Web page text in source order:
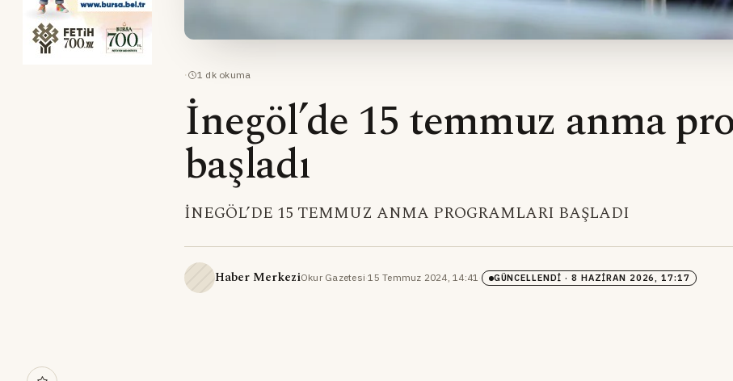
· 1 dk okuma
İnegöl’de 15 temmuz anma
başladı
İNEGÖL’DE 15 TEMMUZ ANMA PROGRAMLARI BAŞLADI
Haber MerkeziOkur Gazetesi·15 Temmuz 2024, 14:41 · GÜNCELLENDI · 8 HAZIRAN 2026, 17:17